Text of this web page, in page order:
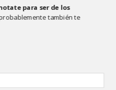
para ser de los
también te